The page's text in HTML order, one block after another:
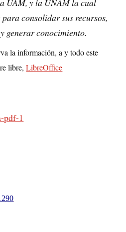
UAM, y la UNAM la cual
consolidar sus recursos,
generar conocimiento.
la información, a y todo este
libre,LibreOffice